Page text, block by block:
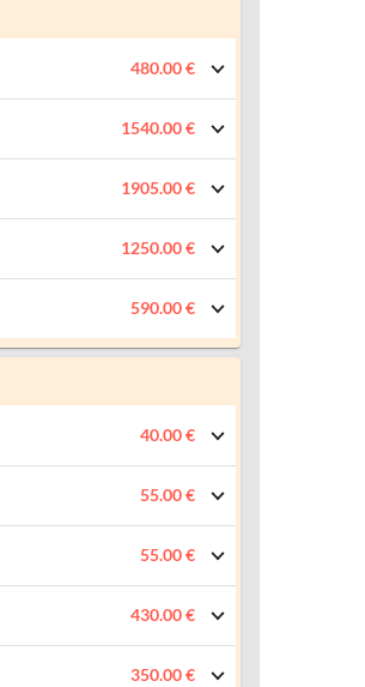
480.00 €
1540.00 €
1905.00 €
1250.00 €
590.00 €
40.00 €
55.00 €
55.00 €
430.00 €
350.00 €